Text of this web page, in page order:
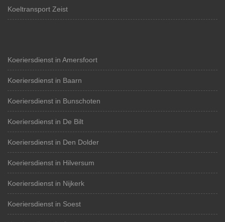
Koeltransport Zeist
Koeriersdienst in Amersfoort
Koeriersdienst in Baarn
Koeriersdienst in Bunschoten
Koeriersdienst in De Bilt
Koeriersdienst in Den Dolder
Koeriersdienst in Hilversum
Koeriersdienst in Nijkerk
Koeriersdienst in Soest